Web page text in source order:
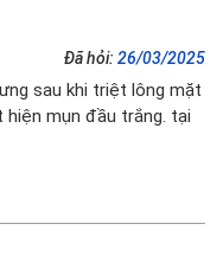
Đã hỏi: 26/03/2025
sau khi triệt lông mặt
hiện mụn đầu trắng. tại